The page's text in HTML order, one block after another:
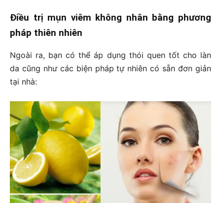
Điều trị mụn viêm không nhân bằng phương
pháp thiên nhiên
Ngoài ra, bạn có thể áp dụng thói quen tốt cho làn
da cũng như các biện pháp tự nhiên có sẵn đơn giản
tại nhà: